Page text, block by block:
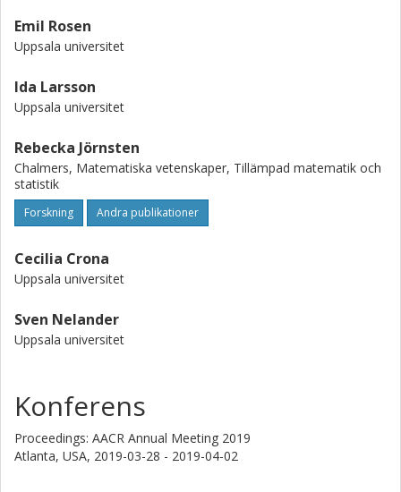
Emil Rosen
Uppsala universitet
Ida Larsson
Uppsala universitet
Rebecka Jörnsten
Chalmers, Matematiska vetenskaper, Tillämpad matematik och
statistik
Forskning Andra publikationer
Cecilia Crona
Uppsala universitet
Sven Nelander
Uppsala universitet
Konferens
Proceedings: AACR Annual Meeting 2019
Atlanta, USA, 2019-03-28 - 2019-04-02